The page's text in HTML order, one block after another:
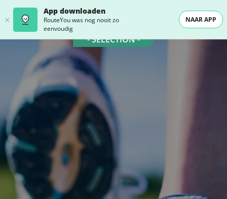
App downloaden
RouteYou was nog nooit zo
eenvoudig
NAAR APP
- SELECTION -